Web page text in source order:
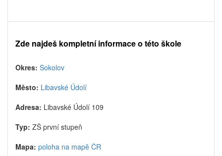
Zde najdeš kompletní informace o této škole
Okres: Sokolov
Město: Libavské Údolí
Adresa: Libavské Údolí 109
Typ: ZŠ první stupeň
Mapa: poloha na mapě ČR